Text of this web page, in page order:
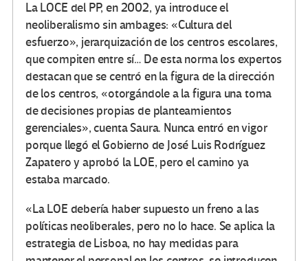
La LOCE del PP, en 2002, ya introduce el
neoliberalismo sin ambages: «Cultura del
esfuerzo», jerarquización de los centros escolares,
que compiten entre sí… De esta norma los expertos
destacan que se centró en la figura de la dirección
de los centros, «otorgándole a la figura una toma
de decisiones propias de planteamientos
gerenciales», cuenta Saura. Nunca entró en vigor
porque llegó el Gobierno de José Luis Rodríguez
Zapatero y aprobó la LOE, pero el camino ya
estaba marcado.
«La LOE debería haber supuesto un freno a las
políticas neoliberales, pero no lo hace. Se aplica la
estrategia de Lisboa, no hay medidas para